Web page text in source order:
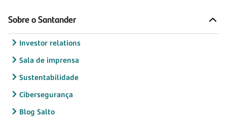
Sobre o Santander
Investor relations
Sala de imprensa
Sustentabilidade
Cibersegurança
Blog Salto